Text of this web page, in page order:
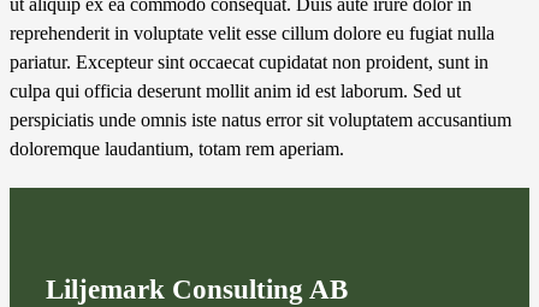
reprehenderit in voluptate velit esse cillum dolore eu fugiat nulla
pariatur. Excepteur sint occaecat cupidatat non proident, sunt in
culpa qui officia deserunt mollit anim id est laborum. Sed ut
perspiciatis unde omnis iste natus error sit voluptatem accusantium
doloremque laudantium, totam rem aperiam.
Liljemark Consulting AB